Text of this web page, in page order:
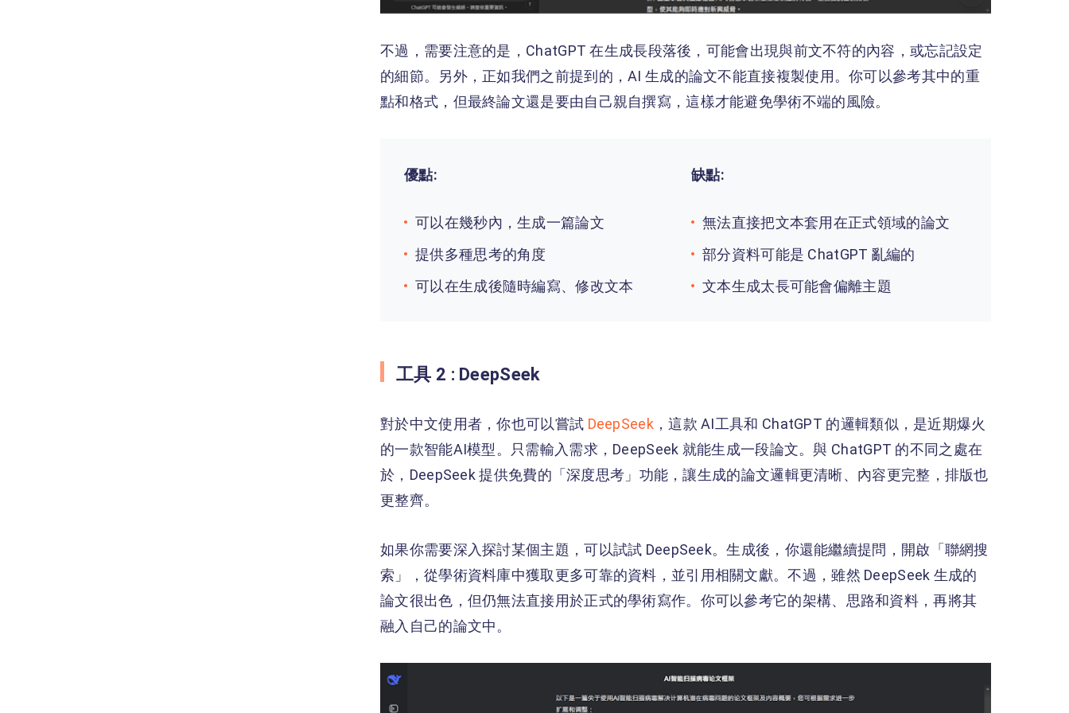
不過，需要注意的是，ChatGPT 在生成長段落後，可能會出現與前文不符的內容，或忘記設定
的細節。另外，正如我們之前提到的，AI 生成的論文不能直接複製使用。你可以參考其中的重
點和格式，但最終論文還是要由自己親自撰寫，這樣才能避免學術不端的風險。
優點:
可以在幾秒內，生成一篇論文
提供多種思考的角度
可以在生成後隨時編寫、修改文本
缺點:
無法直接把文本套用在正式領域的論文
部分資料可能是 ChatGPT 亂編的
文本生成太長可能會偏離主題
工具 2 : DeepSeek
對於中文使用者，你也可以嘗試 DeepSeek ，這款 AI工具和 ChatGPT 的邏輯類似，是近期爆火
的一款智能AI模型。只需輸入需求，DeepSeek 就能生成一段論文。與 ChatGPT 的不同之處在
於，DeepSeek 提供免費的「深度思考」功能，讓生成的論文邏輯更清晰、內容更完整，排版也
更整齊。
如果你需要深入探討某個主題，可以試試 DeepSeek。生成後，你還能繼續提問，開啟「聯網搜
索」，從學術資料庫中獲取更多可靠的資料，並引用相關文獻。不過，雖然 DeepSeek 生成的
論文很出色，但仍無法直接用於正式的學術寫作。你可以參考它的架構、思路和資料，再將其
融入自己的論文中。